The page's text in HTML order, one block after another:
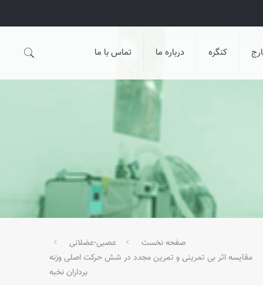
کنگره درباره ما تماس با ما
صفحه نخست
عصبی-عضلانی
مقایسه اثر بی تمرینی و تمرین مجدد در شش حرکت اصلی وزنه
برداران نخبه